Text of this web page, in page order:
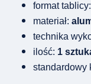
format tablicy:
materiał:
technika
ilość: 1
standardowy